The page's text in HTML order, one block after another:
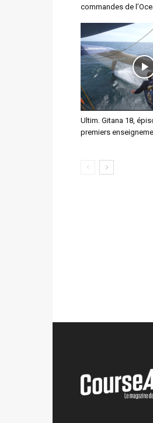
commandes de
Ultim. Gitana 18,
premiers